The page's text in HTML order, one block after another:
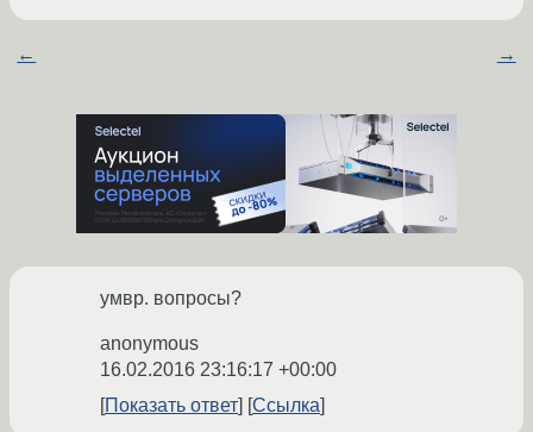
← →
умвр. вопросы?
anonymous
16.02.2016 23:16:17 +00:00
Показать ответ
Ссылка